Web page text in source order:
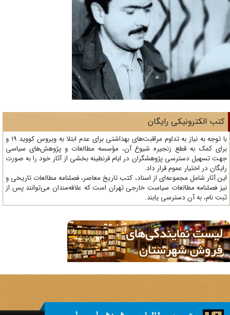
الکترونیکی رایگان
با توجه به نیاز به تداوم مراقبت‌های بهداشتی برای عدم ابتلا به ویروس کووید 19 و
کمک به قطع زنجیره شیوع آن، مؤسسه مطالعات و پژوهش‌های سیاسی
تسهیل دسترسی پژوهشگران در ایام قرنطینه بخشی از آثار خود را به صورت
در اختیار عموم قرار داد.
آثار شامل مجموعه‌ای از اسناد، کتب تاریخ معاصر، فصلنامه‌ مطالعات تاریخی و
فصلنامه مطالعات سیاست خارجی تهران است که علاقه‌مندان می‌توانند پس از
نام، به آن دسترسی یابند.